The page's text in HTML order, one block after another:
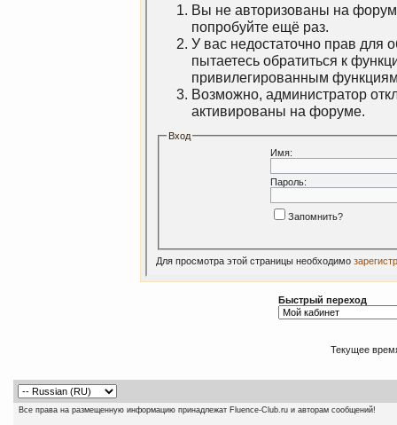
Вы не авторизованы на
попробуйте ещё раз.
У вас недостаточно прав для
пытаетесь обратиться к
привилегированным
Возможно, администратор
активированы на форуме.
Вход
Имя:
Пароль:
Запомнить?
Для просмотра этой страницы необходимо
Быстрый переход
Текущее
Все права на размещенную информацию принадлежат Fluence-Club.ru и авторам сообщений!